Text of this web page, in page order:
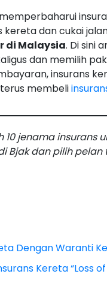
kereta dan cukai
di Malaysia. Di sini
dan memilih
insurans
membeli
10 jenama
Bjak dan pilih pelan
Dengan Waranti
Kereta “Loss